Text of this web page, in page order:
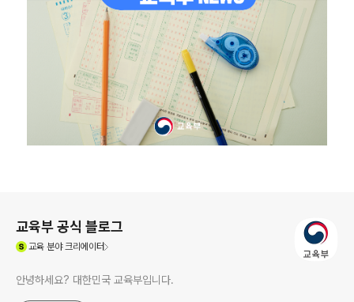
교육부 공식 블로그
교육분야 크리에이터
안녕하세요? 대한민국 교육부입니다.